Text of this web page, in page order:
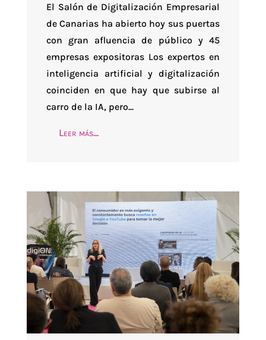
El Salón de Digitalización Empresarial
de Canarias ha abierto hoy sus puertas
con gran afluencia de público y 45
empresas expositoras Los expertos en
inteligencia artificial y digitalización
coinciden en que hay que subirse al
carro de la IA, pero...
Leer más...